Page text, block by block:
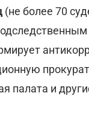
(не более 70
палата и